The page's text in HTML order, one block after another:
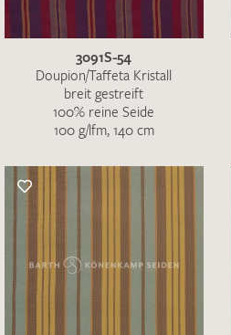
3091S-54
Doupion/Taffeta Kristall
breit gestreift
100% reine Seide
100 g/lfm, 140 cm